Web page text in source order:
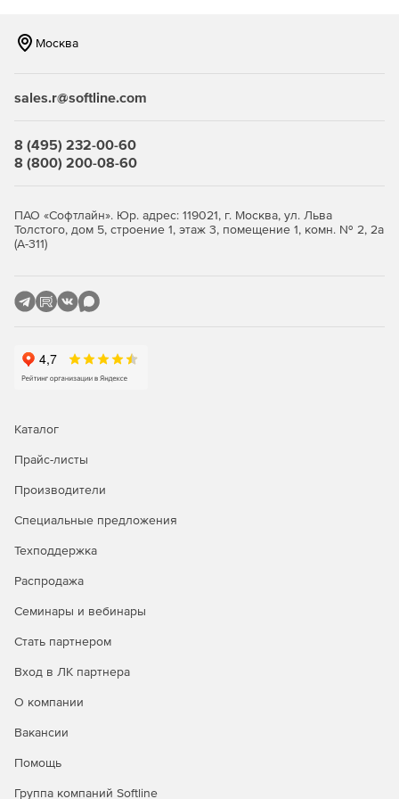
Москва
sales.r@softline.com
8 (495) 232-00-60
8 (800) 200-08-60
ПАО «Софтлайн». Юр. адрес: 119021, г. Москва, ул. Льва
Толстого, дом 5, строение 1, этаж 3, помещение 1, комн. № 2, 2а
(А-311)
Каталог
Прайс-листы
Производители
Специальные предложения
Техподдержка
Распродажа
Семинары и вебинары
Стать партнером
Вход в ЛК партнера
О компании
Вакансии
Помощь
Группа компаний Softline